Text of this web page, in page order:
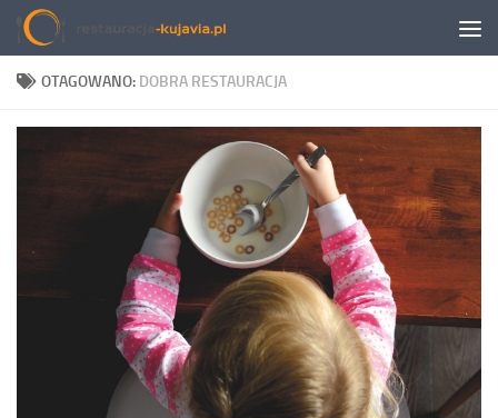
Przeskocz do treści
OTAGOWANO: DOBRA RESTAURACJA